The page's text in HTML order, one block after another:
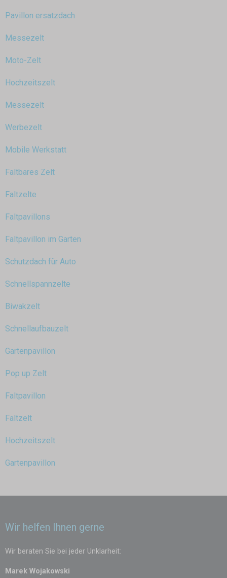
Pavillon ersatzdach
Messezelt
Moto-Zelt
Hochzeitszelt
Messezelt
Werbezelt
Mobile Werkstatt
Faltbares Zelt
Faltzelte
Faltpavillons
Faltpavillon im Garten
Schutzdach für Auto
Schnellspannzelte
Biwakzelt
Schnellaufbauzelt
Gartenpavillon
Pop up Zelt
Faltpavillon
Faltzelt
Hochzeitszelt
Gartenpavillon
Wir helfen Ihnen gerne
Wir beraten Sie bei jeder Unklarheit:
Marek Wojakowski